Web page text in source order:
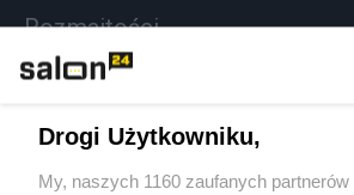
Rozmaitości
Sport
Drogi Użytkowniku,
My, naszych 1160 zaufanych partnerów